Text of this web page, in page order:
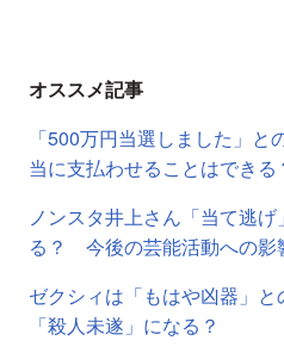
オススメ記事
「500万円当選しました」
当に支払わせることはできる
ノンスタ井上さん「当て逃
る？ 今後の芸能活動への影
ゼクシィは「もはや凶器」
「殺人未遂」になる？